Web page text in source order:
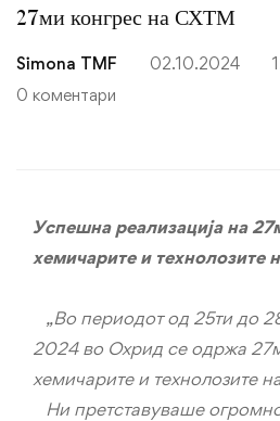
27ми конгрес на СХТМ
Simona TMF 02.10.2024
0 коментари
Успешна реализација на
хемичарите и технолозите
„Во периодот од 25ти до
2024 во Охрид се одржа
хемичарите и технолозите
Ни претставуваше